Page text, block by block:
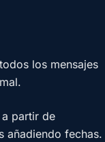
los mensajes
partir de
añadiendo fechas.